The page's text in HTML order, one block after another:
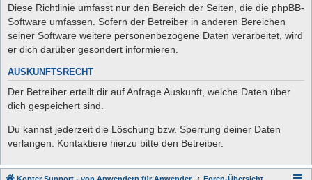
Diese Richtlinie umfasst nur den Bereich der Seiten, die die phpBB-
Software umfassen. Sofern der Betreiber in anderen Bereichen
seiner Software weitere personenbezogene Daten verarbeitet, wird
er dich darüber gesondert informieren.
AUSKUNFTSRECHT
Der Betreiber erteilt dir auf Anfrage Auskunft, welche Daten über
dich gespeichert sind.
Du kannst jederzeit die Löschung bzw. Sperrung deiner Daten
verlangen. Kontaktiere hierzu bitte den Betreiber.